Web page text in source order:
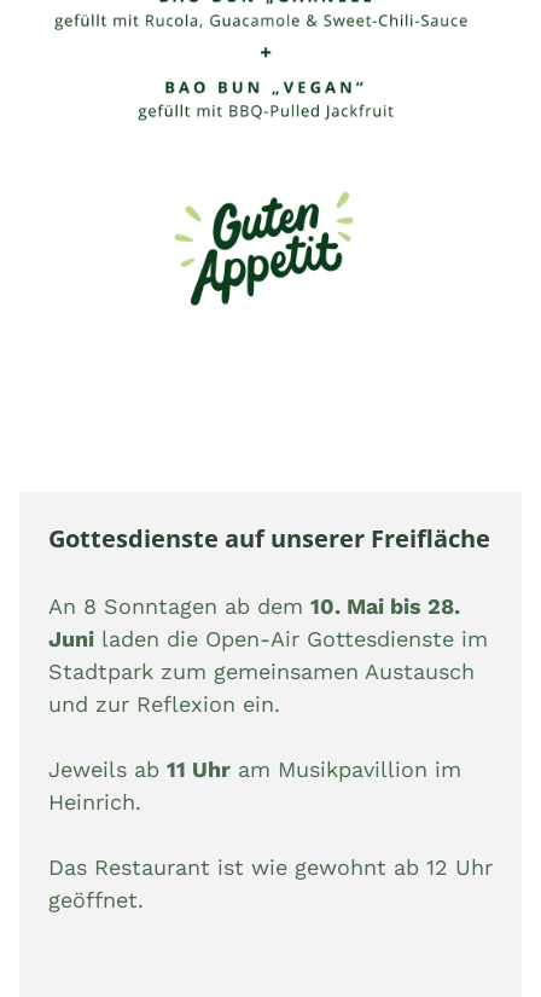
Gottesdienste auf unserer Freifläche
An 8 Sonntagen ab dem 10. Mai bis 28.
Juni laden die Open-Air Gottesdienste im
Stadtpark zum gemeinsamen Austausch
und zur Reflexion ein.
Jeweils ab 11 Uhr am Musikpavillion im
Heinrich.
Das Restaurant ist wie gewohnt ab 12 Uhr
geöffnet.